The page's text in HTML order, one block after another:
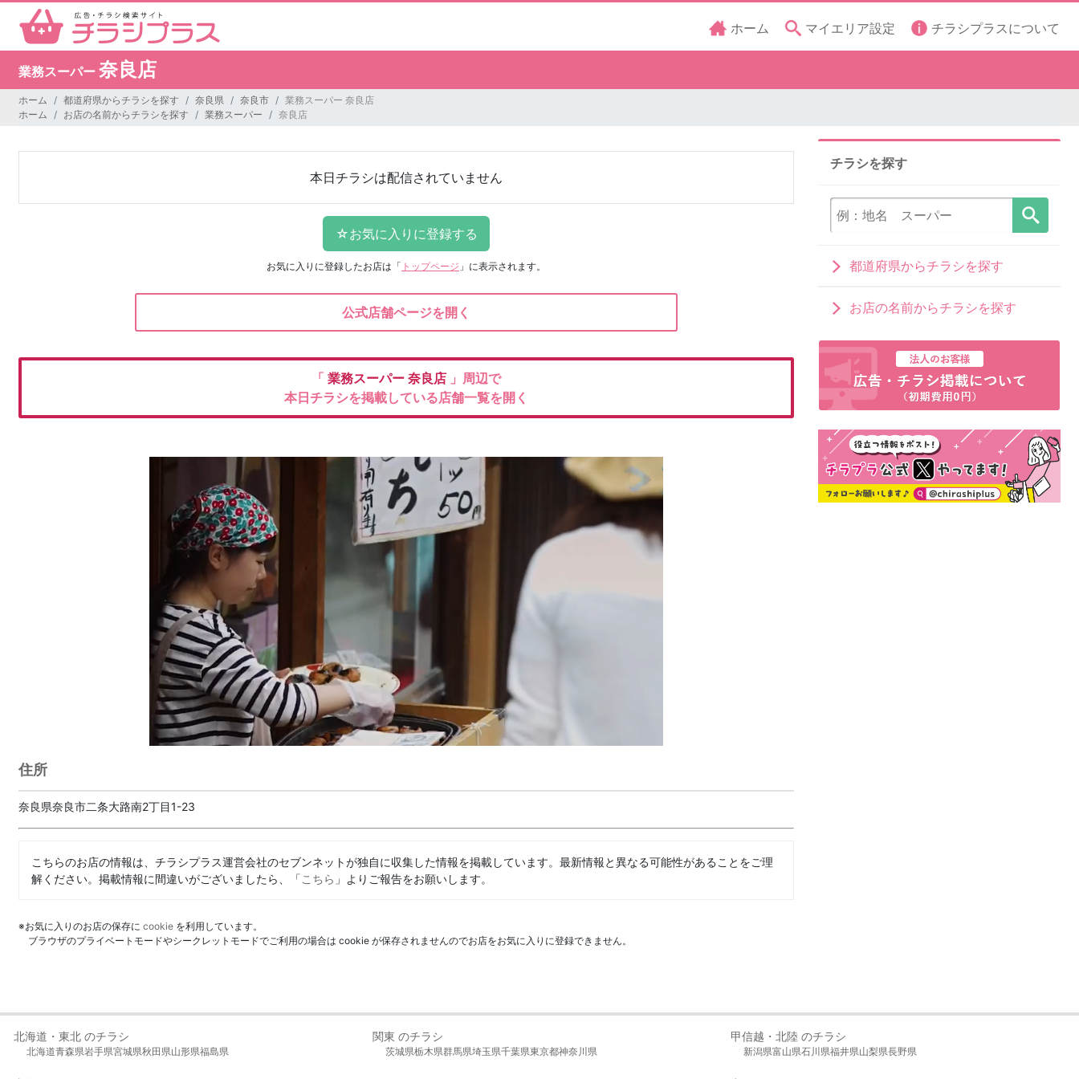
ホーム マイエリア設定 チラシプラスについて
業務スーパー 奈良店
ホーム 都道府県からチラシを探す 奈良県 奈良市
業務スーパー 奈良店
ホーム
お店の名前からチラシを探す 業務スーパー 奈良店
本日チラシは配信されていません
お気に入りに登録したお店は 「 トップページ 」に表示されます。
公式店舗ページを開く
「 業務スーパー 奈良店 」周辺で
本日チラシを掲載している店舗一覧を開く
住所
奈良県奈良市二条大路南2丁目1-23
こちらのお店の情報は、チラシプラス運営会社のセブンネットが独自に収集した情報を掲載しています。最新情報と異なる可能性があることをご理
解ください。掲載情報に間違いがございましたら、「こちら 」よりご報告をお願いします。
※お気に入りのお店の保存に cookie を利用しています。
ブラウザのプライベートモードやシークレットモードでご利用の場合は cookie が保存されませんのでお店をお気に入りに登録できません。
チラシを探す
都道府県からチラシを探す
お店の名前からチラシを探す
北海道・東北 のチラシ
北海道青森県岩手県宮城県秋田県山形県福島県
関東 のチラシ
茨城県栃木県群馬県埼玉県千葉県東京都神奈川県
甲信越・北陸 のチラシ
新潟県富山県石川県福井県山梨県長野県